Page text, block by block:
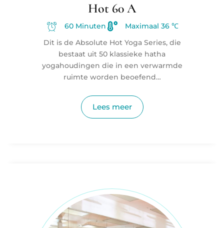
Hot 60 A
60 Minuten
Maximaal 36 ℃
Dit is de Absolute Hot Yoga Series, die
bestaat uit 50 klassieke hatha
yogahoudingen die in een verwarmde
ruimte worden beoefend…
Lees meer